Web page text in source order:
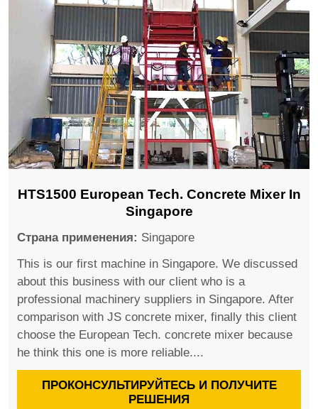
HTS1500 European Tech. Concrete Mixer In
Singapore
Страна применения: Singapore
This is our first machine in Singapore. We discussed
about this business with our client who is a
professional machinery suppliers in Singapore. After
comparison with JS concrete mixer, finally this client
choose the European Tech. concrete mixer because
he think this one is more reliable....
ПРОКОНСУЛЬТИРУЙТЕСЬ И ПОЛУЧИТЕ
РЕШЕНИЯ